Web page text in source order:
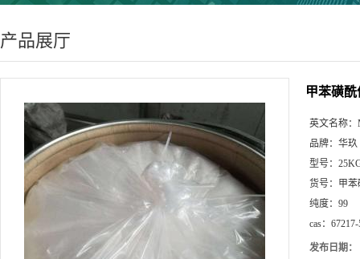
产品展厅
甲苯磺
英文名称：
品牌： 华玖
型号：
货号： 甲
纯度： 99
cas：
发布日期：